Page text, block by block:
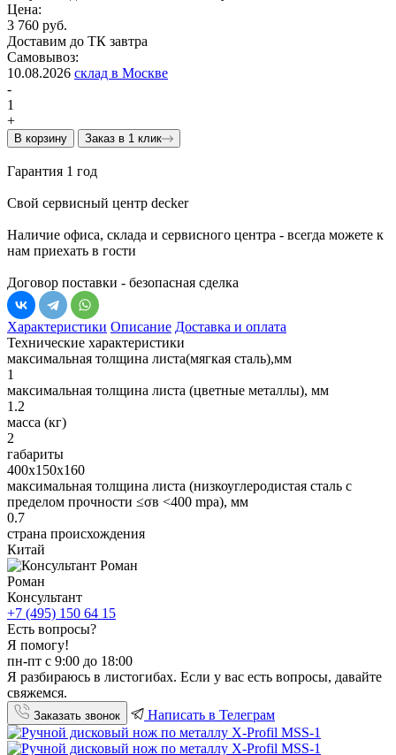
Цена:
3 760 руб.
Доставим до ТК завтра
Самовывоз:
10.08.2026 склад в Москве
-
1
+
В корзину Заказ в 1 клик
Гарантия 1 год
Свой сервисный центр decker
Наличие офиса, склада и сервисного центра - всегда можете к
нам приехать в гости
Договор поставки - безопасная сделка
Характеристики Описание Доставка и оплата
Технические характеристики
максимальная толщина листа(мягкая сталь),мм
1
максимальная толщина листа (цветные металлы), мм
1.2
масса (кг)
2
габариты
400х150х160
максимальная толщина листа (низкоуглеродистая сталь c
пределом прочности ≤σв <400 mрa), мм
0.7
страна происхождения
Китай
Роман
Консультант
+7 (495) 150 64 15
Есть вопросы?
Я помогу!
пн-пт с 9:00 до 18:00
Я разбираюсь в листогибах. Если у вас есть вопросы, давайте
свяжемся.
Заказать звонок Написать в Телеграм